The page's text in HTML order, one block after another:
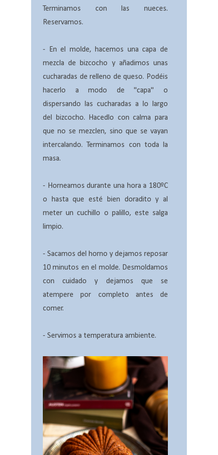
Terminamos con las nueces.
Reservamos.
- En el molde, hacemos una capa de
mezcla de bizcocho y añadimos unas
cucharadas de relleno de queso. Podéis
hacerlo a modo de "capa" o
dispersando las cucharadas a lo largo
del bizcocho. Hacedlo con calma para
que no se mezclen, sino que se vayan
intercalando. Terminamos con toda la
masa.
- Horneamos durante una hora a 180ºC
o hasta que esté bien doradito y al
meter un cuchillo o palillo, este salga
limpio.
- Sacamos del horno y dejamos reposar
10 minutos en el molde. Desmoldamos
con cuidado y dejamos que se
atempere por completo antes de
comer.
- Servimos a temperatura ambiente.